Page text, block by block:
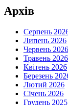
Архів
Серпень
Липень 2026
Червень 2026
Травень 2026
Квітень 2026
Березень
Лютий 2026
Січень 2026
Грудень 2025